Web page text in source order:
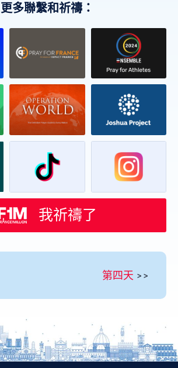
更多聯繫和祈禱：
我祈禱了
第四天 >>
Telugu
Thai
Vietnamese